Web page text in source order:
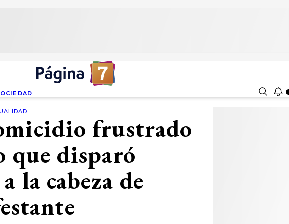
frustrado
que disparó
la cabeza de